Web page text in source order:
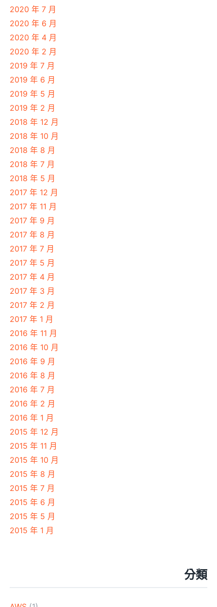
2020 年 7 月
2020 年 6 月
2020 年 4 月
2020 年 2 月
2019 年 7 月
2019 年 6 月
2019 年 5 月
2019 年 2 月
2018 年 12 月
2018 年 10 月
2018 年 8 月
2018 年 7 月
2018 年 5 月
2017 年 12 月
2017 年 11 月
2017 年 9 月
2017 年 8 月
2017 年 7 月
2017 年 5 月
2017 年 4 月
2017 年 3 月
2017 年 2 月
2017 年 1 月
2016 年 11 月
2016 年 10 月
2016 年 9 月
2016 年 8 月
2016 年 7 月
2016 年 2 月
2016 年 1 月
2015 年 12 月
2015 年 11 月
2015 年 10 月
2015 年 8 月
2015 年 7 月
2015 年 6 月
2015 年 5 月
2015 年 1 月
分類